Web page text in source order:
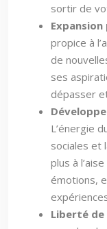
sortir de
propice à
de
ses
dépasser
L’énergie
sociales et
plus à
émotions,
Liberté de